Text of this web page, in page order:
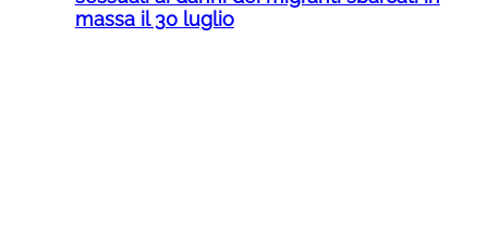
massa il 30 luglio